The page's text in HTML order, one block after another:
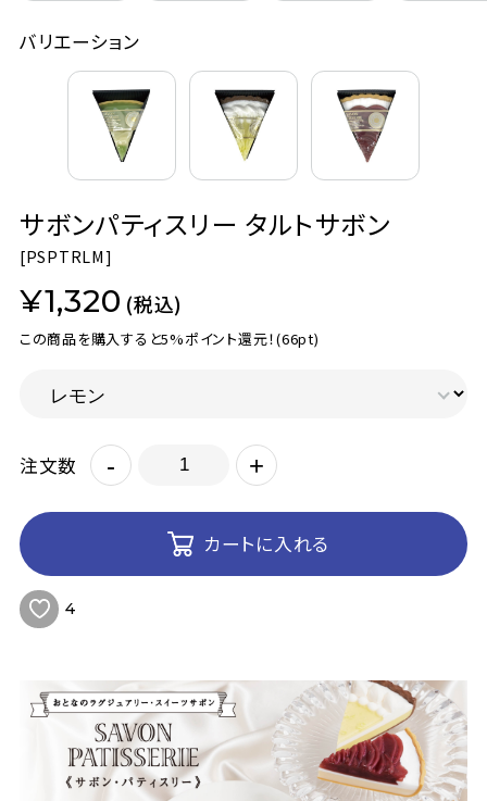
会員登録でお得
NEWS一覧
利用規約
バリエーション
サボンパティスリー タルトサボン
[PSPTRLM]
¥1,320 (税込)
この商品を購入すると5%ポイント還元！(66pt)
注文数 - +
カートに入れる
4